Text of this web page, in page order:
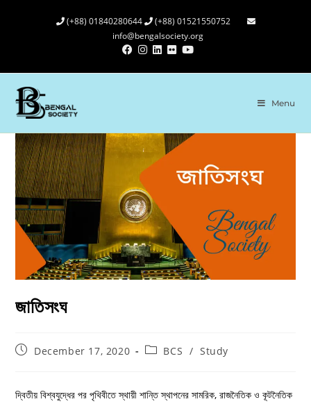
(+88) 01840280644
(+88) 01521550752
info@bengalsociety.org
Menu
জাতিসংঘ
December 17, 2020 BCS / Study
দ্বিতীয় বিশ্বযুদ্ধের পর পৃথিবীতে স্থায়ী শান্তি স্থাপনের সামরিক, রাজনৈতিক ও কূটনৈতিক